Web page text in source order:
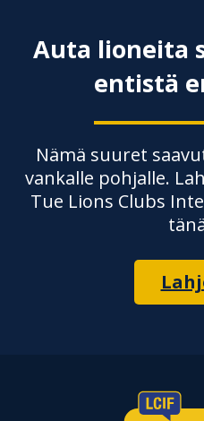
Auta lioneita
entistä
Nämä suuret
vankalle pohjalle.
Tue Lions Clubs